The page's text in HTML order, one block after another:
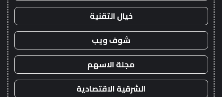
خيال التقنية
شوف ويب
مجلة الاسهم
الشرقية الاقتصادية